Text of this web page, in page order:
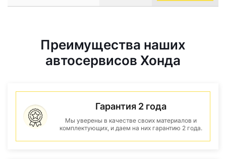
Преимущества наших
автосервисов Хонда
Гарантия 2 года
Мы уверены в качестве своих материалов и
комплектующих, и даем на них гарантию 2 года.